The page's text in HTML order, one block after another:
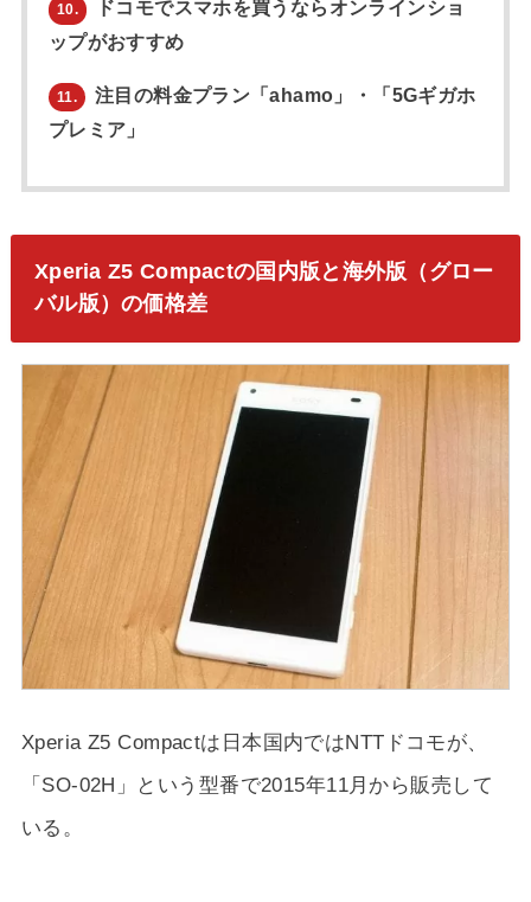
10.
ドコモでスマホを買うならオンラインショ
ップがおすすめ
11.
注目の料金プラン「ahamo」・「5Gギガホ
プレミア」
Xperia Z5 Compactの国内版と海外版（グロー
バル版）の価格差
Xperia Z5 Compactは日本国内ではNTTドコモが、
「SO-02H」という型番で2015年11月から販売して
いる。